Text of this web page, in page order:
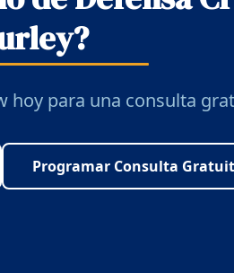
hoy para una consulta
Programar Consulta